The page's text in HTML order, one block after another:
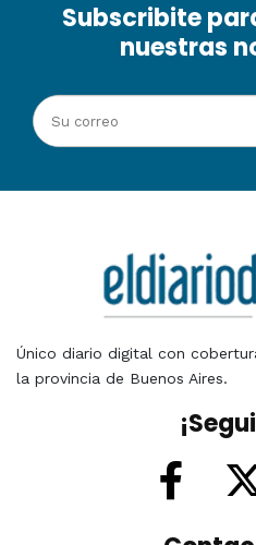
Subscribite
nuestras
Único diario digital con
la provincia de Buenos Aires.